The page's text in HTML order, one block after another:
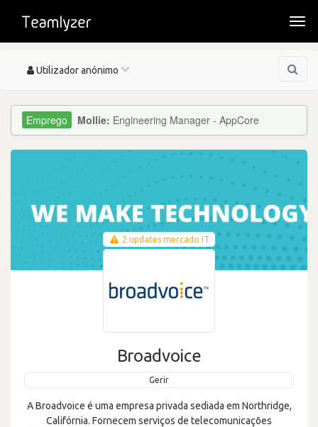
Toggle
Utilizador anónimo
Mollie: Engineering Manager - AppCore
2 updates mercado IT
Broadvoice
Gerir
A Broadvoice é uma empresa privada sediada em Northridge,
Califórnia. Fornecem serviços de telecomunicações